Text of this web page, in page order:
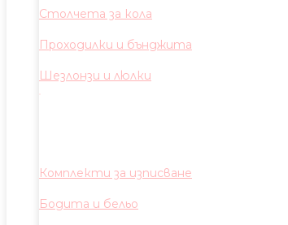
Столчета за кола
Проходилки и бънджита
Шезлонзи и люлки
Комплекти за изписване
Бодита и бельо